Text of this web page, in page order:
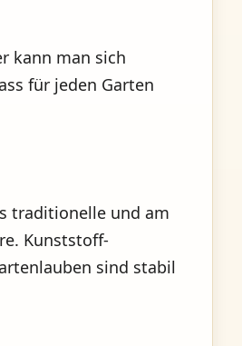
kann man sich
für jeden Garten
traditionelle und am
Kunststoff-
sind stabil